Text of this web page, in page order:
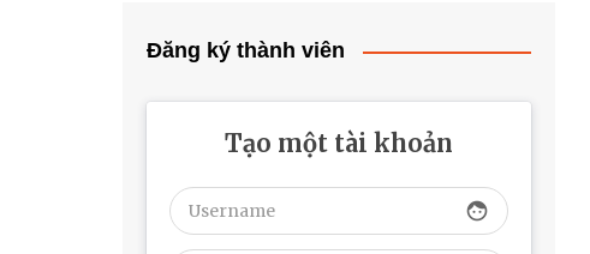
Đăng ký thành viên
Tạo một tài khoản
face